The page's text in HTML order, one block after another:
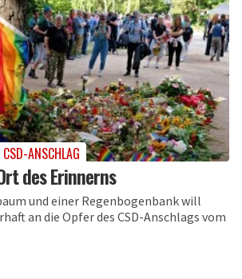
ANSCHLAG
des Erinnerns
und einer Regenbogenbank will
an die Opfer des CSD-Anschlags vom